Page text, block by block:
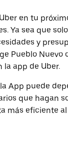
en tu
Ya sea que
y
Pueblo
la app de Uber.
App puede
que hagan
más eficiente